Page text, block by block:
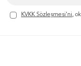
KVKK Sözleşmesi'ni,